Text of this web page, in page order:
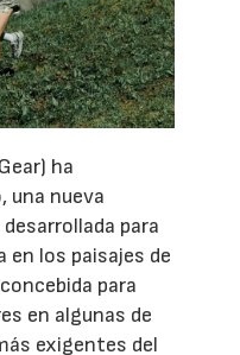
ha
una nueva
para
en los paisajes de
para
en algunas de
exigentes del